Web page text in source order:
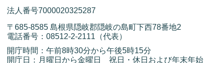
法人番号7000020325287
〒685-8585 島根県隠岐郡隠岐の島町下西78番地2
電話番号：08512-2-2111 （代表）
開庁時間：午前8時30分から午後5時15分
開庁日：月曜日から金曜日 祝日・休日および年末年始